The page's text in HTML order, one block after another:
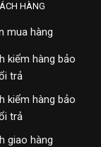
HÀNG
mua hàng
kiểm hàng bảo
trả
kiểm hàng bảo
trả
giao hàng